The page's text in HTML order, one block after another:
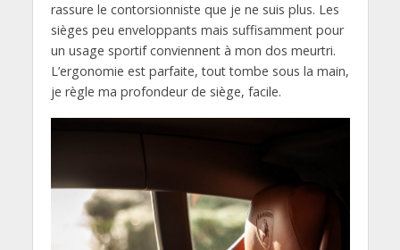
rassure le contorsionniste que je ne suis plus. Les
sièges peu enveloppants mais suffisamment pour
un usage sportif conviennent à mon dos meurtri.
L’ergonomie est parfaite, tout tombe sous la main,
je règle ma profondeur de siège, facile.